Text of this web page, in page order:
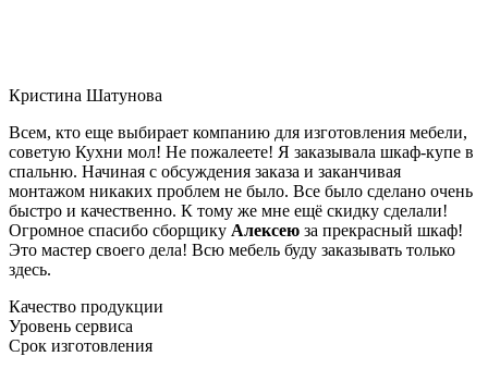
Кристина Шатунова
Всем, кто еще выбирает компанию для изготовления мебели,
советую Кухни мол! Не пожалеете! Я заказывала шкаф-купе в
спальню. Начиная с обсуждения заказа и заканчивая
монтажом никаких проблем не было. Все было сделано очень
быстро и качественно. К тому же мне ещё скидку сделали!
Огромное спасибо сборщику Алексею за прекрасный шкаф!
Это мастер своего дела! Всю мебель буду заказывать только
здесь.
Качество продукции
Уровень сервиса
Срок изготовления